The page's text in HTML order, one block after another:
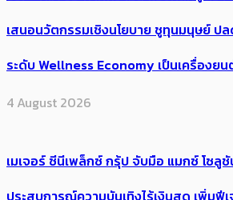
เสนอนวัตกรรมเชิงนโยบาย ชูทุนมนุษย์ ป
ระดับ Wellness Economy เป็นเครื่องยน
4 August 2026
เมเจอร์ ซีนีเพล็กซ์ กรุ้ป จับมือ แมกซ์ โซลู